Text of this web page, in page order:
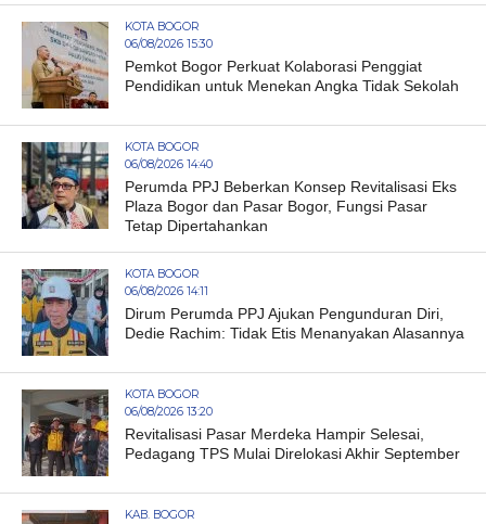
KOTA BOGOR
06/08/2026 15:30
Pemkot Bogor Perkuat Kolaborasi Penggiat
Pendidikan untuk Menekan Angka Tidak Sekolah
KOTA BOGOR
06/08/2026 14:40
Perumda PPJ Beberkan Konsep Revitalisasi Eks
Plaza Bogor dan Pasar Bogor, Fungsi Pasar
Tetap Dipertahankan
KOTA BOGOR
06/08/2026 14:11
Dirum Perumda PPJ Ajukan Pengunduran Diri,
Dedie Rachim: Tidak Etis Menanyakan Alasannya
KOTA BOGOR
06/08/2026 13:20
Revitalisasi Pasar Merdeka Hampir Selesai,
Pedagang TPS Mulai Direlokasi Akhir September
KAB. BOGOR